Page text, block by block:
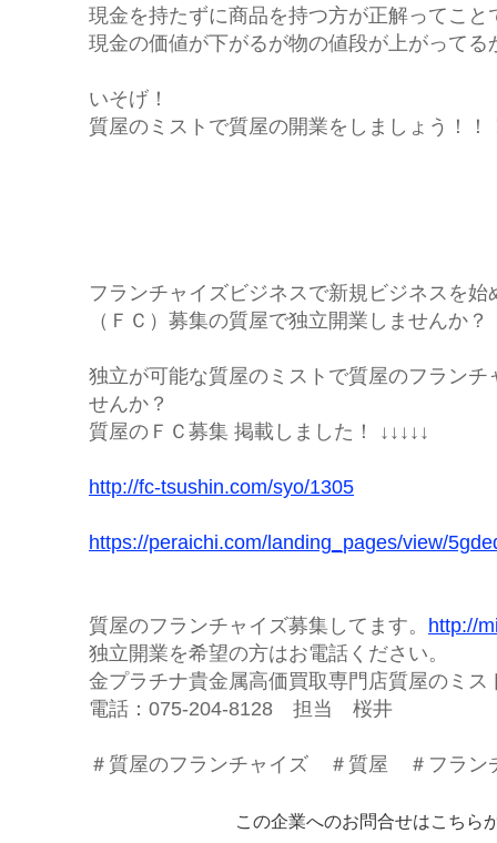
現金を持たずに商品を持つ方が正解ってこと
現金の価値が下がるが物の値段が上がってる
いそげ！
質屋のミストで質屋の開業をしましょう！！
フランチャイズビジネスで新規ビジネスを始
（ＦＣ）募集の質屋で独立開業しませんか？
独立が可能な質屋のミストで質屋のフランチ
せんか？
質屋のＦＣ募集 掲載しました！ ↓↓↓↓↓
http://fc-tsushin.com/syo/1305
https://peraichi.com/landing_pages/view/
質屋のフランチャイズ募集してます。 http://
独立開業を希望の方はお電話ください。
金プラチナ貴金属高価買取専門店質屋のミ
電話：075-204-8128 担当 桜井
＃質屋のフランチャイズ ＃質屋 ＃フラン
この企業へのお問合せはこちら